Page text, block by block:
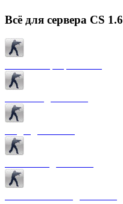
Всё для сервера CS 1.6